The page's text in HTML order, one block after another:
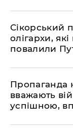
​Сікорський
олігархи,
повалили
​Пропаганда
вважають
успішною,